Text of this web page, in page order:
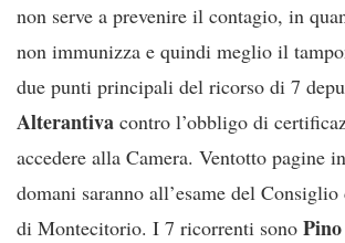
non serve a prevenire il contagio, in
non immunizza e quindi meglio il
due punti principali del ricorso di 7
Alterantiva contro l’obbligo di
accedere alla Camera. Ventotto pagine
domani saranno all’esame del
di Montecitorio. I 7 ricorrenti sono